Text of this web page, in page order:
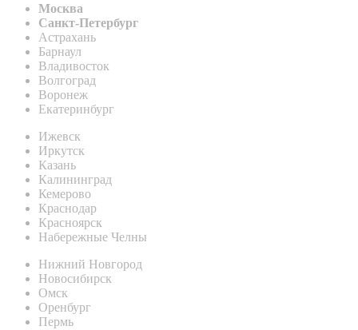
Москва
Санкт-Петербург
Астрахань
Барнаул
Владивосток
Волгоград
Воронеж
Екатеринбург
Ижевск
Иркутск
Казань
Калининград
Кемерово
Краснодар
Красноярск
Набережные Челны
Нижний Новгород
Новосибирск
Омск
Оренбург
Пермь